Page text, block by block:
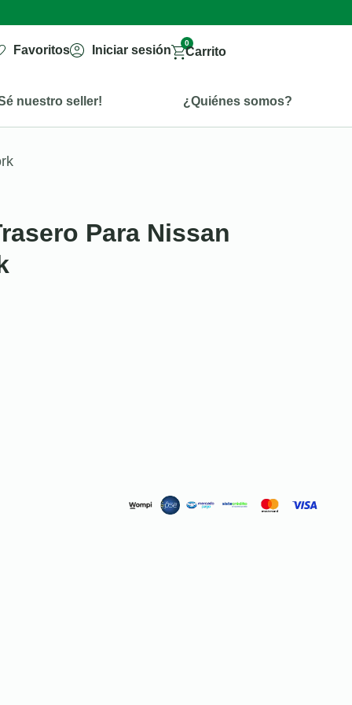
Favoritos Iniciar sesión
0
Carrito
nuestro seller! ¿Quiénes somos?
Para Nissan